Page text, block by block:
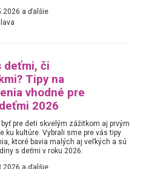
a ďalšie
deťmi, či
Tipy na
vhodné pre
2026
pre deti skvelým zážitkom aj prvým
ku kultúre. Vybrali sme pre vás tipy
ktoré bavia malých aj veľkých a sú
s deťmi v roku 2026.